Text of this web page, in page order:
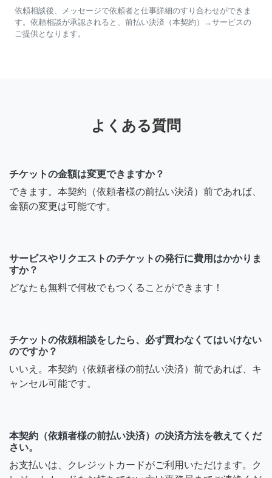
依頼相談後、メッセージで依頼者と仕事詳細のすり合わせができま
す。依頼相談が承認されると、前払い決済（本契約）→サービスの
ご提供となります。
よくある質問
チケットの金額は変更できますか？
できます。本契約（依頼者様の前払い決済）前であれば、
金額の変更は可能です。
サービスやリクエストのチケットの発行に費用はかかりま
すか？
どなたも無料で何枚でもつくることができます！
チケットの依頼相談をしたら、必ず買わなくてはいけない
のですか？
いいえ。本契約（依頼者様の前払い決済）前であれば、キ
ャンセル可能です。
本契約（依頼者様の前払い決済）の決済方法を教えてくだ
さい。
お支払いは、クレジットカードがご利用いただけます。ク